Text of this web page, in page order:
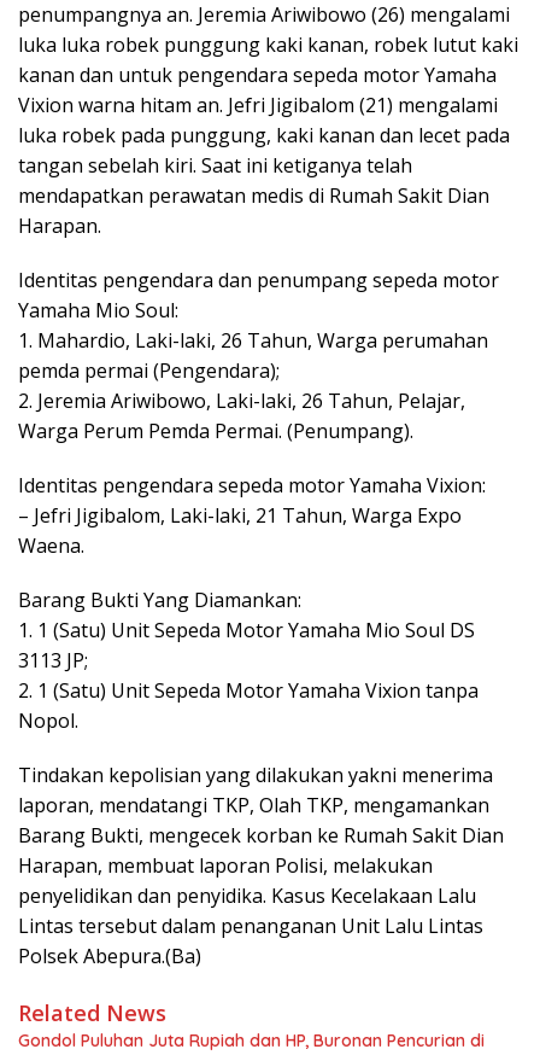
penumpangnya an. Jeremia Ariwibowo (26) mengalami
luka luka robek punggung kaki kanan, robek lutut kaki
kanan dan untuk pengendara sepeda motor Yamaha
Vixion warna hitam an. Jefri Jigibalom (21) mengalami
luka robek pada punggung, kaki kanan dan lecet pada
tangan sebelah kiri. Saat ini ketiganya telah
mendapatkan perawatan medis di Rumah Sakit Dian
Harapan.
Identitas pengendara dan penumpang sepeda motor
Yamaha Mio Soul:
1. Mahardio, Laki-laki, 26 Tahun, Warga perumahan
pemda permai (Pengendara);
2. Jeremia Ariwibowo, Laki-laki, 26 Tahun, Pelajar,
Warga Perum Pemda Permai. (Penumpang).
Identitas pengendara sepeda motor Yamaha Vixion:
– Jefri Jigibalom, Laki-laki, 21 Tahun, Warga Expo
Waena.
Barang Bukti Yang Diamankan:
1. 1 (Satu) Unit Sepeda Motor Yamaha Mio Soul DS
3113 JP;
2. 1 (Satu) Unit Sepeda Motor Yamaha Vixion tanpa
Nopol.
Tindakan kepolisian yang dilakukan yakni menerima
laporan, mendatangi TKP, Olah TKP, mengamankan
Barang Bukti, mengecek korban ke Rumah Sakit Dian
Harapan, membuat laporan Polisi, melakukan
penyelidikan dan penyidika. Kasus Kecelakaan Lalu
Lintas tersebut dalam penanganan Unit Lalu Lintas
Polsek Abepura.(Ba)
Related News
Gondol Puluhan Juta Rupiah dan HP, Buronan Pencurian di